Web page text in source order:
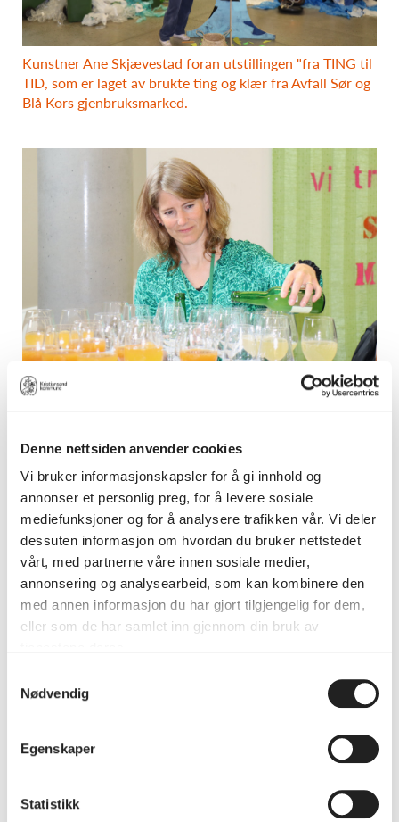
Denne nettsiden anvender cookies
Vi bruker informasjonskapsler for å gi innhold og
annonser et personlig preg, for å levere sosiale
mediefunksjoner og for å analysere trafikken vår. Vi deler
dessuten informasjon om hvordan du bruker nettstedet
vårt, med partnerne våre innen sosiale medier,
annonsering og analysearbeid, som kan kombinere den
med annen informasjon du har gjort tilgjengelig for dem,
eller som de har samlet inn gjennom din bruk av
Nødvendig
Egenskaper
Statistikk
Kunstner Ane Skjævestad foran utstillingen "fra TING til
TID, som er laget av brukte ting og klær fra Avfall Sør og
Blå Kors gjenbruksmarked.